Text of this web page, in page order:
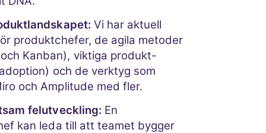
Vi har aktuell
produktchefer, de agila metoder
Kanban), viktiga produkt-
och de verktyg som
och Amplitude med fler.
felutveckling: En
kan leda till att teamet bygger